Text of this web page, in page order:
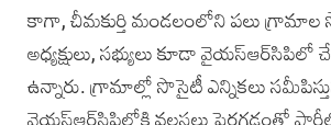
కాగా, చీమకుర్తి మండలంలోని పలు
అధ్యక్షులు, సభ్యులు కూడా
ఉన్నారు. గ్రామాల్లో సొసైటీ ఎన్నికలు
వైయస్‌ఆర్‌సిపిలోకి వలసలు పెరగడంతో